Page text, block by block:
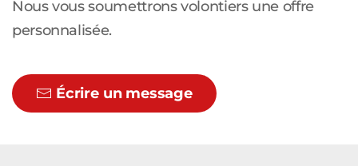
Nous vous soumettrons volontiers une offre
personnalisée.
Écrire un message